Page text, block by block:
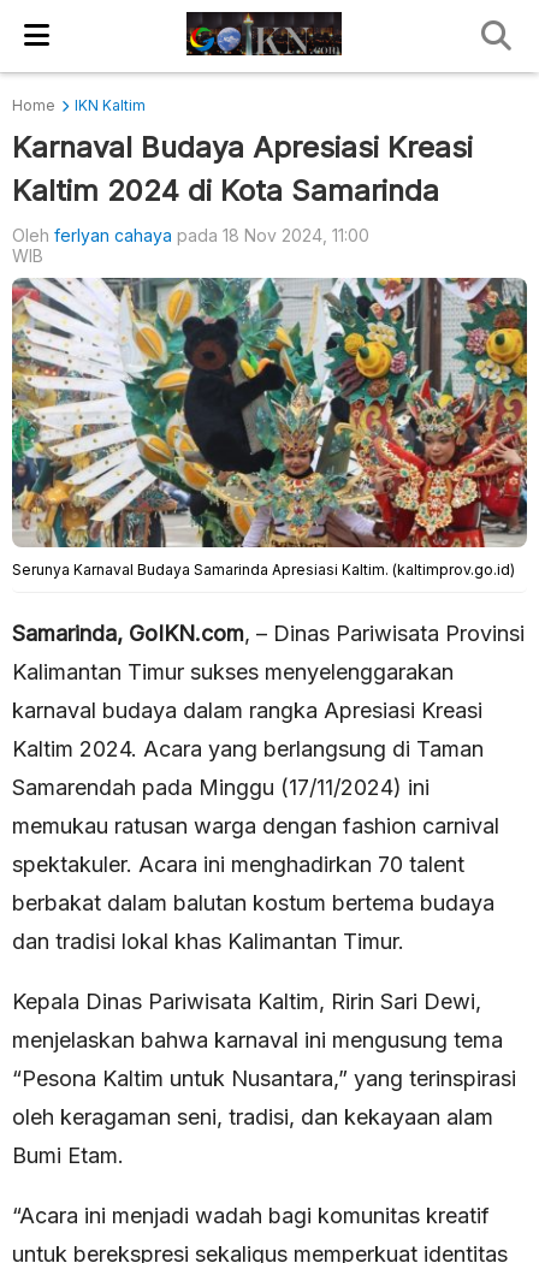
Home IKN Kaltim
Karnaval Budaya Apresiasi Kreasi
Kaltim 2024 di Kota Samarinda
Oleh ferlyan cahaya pada 18 Nov 2024, 11:00
WIB
Serunya Karnaval Budaya Samarinda Apresiasi Kaltim. (kaltimprov.go.id)
Samarinda, GoIKN.com, – Dinas Pariwisata Provinsi
Kalimantan Timur sukses menyelenggarakan
karnaval budaya dalam rangka Apresiasi Kreasi
Kaltim 2024. Acara yang berlangsung di Taman
Samarendah pada Minggu (17/11/2024) ini
memukau ratusan warga dengan fashion carnival
spektakuler. Acara ini menghadirkan 70 talent
berbakat dalam balutan kostum bertema budaya
dan tradisi lokal khas Kalimantan Timur.
Kepala Dinas Pariwisata Kaltim, Ririn Sari Dewi,
menjelaskan bahwa karnaval ini mengusung tema
“Pesona Kaltim untuk Nusantara,” yang terinspirasi
oleh keragaman seni, tradisi, dan kekayaan alam
Bumi Etam.
“Acara ini menjadi wadah bagi komunitas kreatif
untuk berekspresi sekaligus memperkuat identitas